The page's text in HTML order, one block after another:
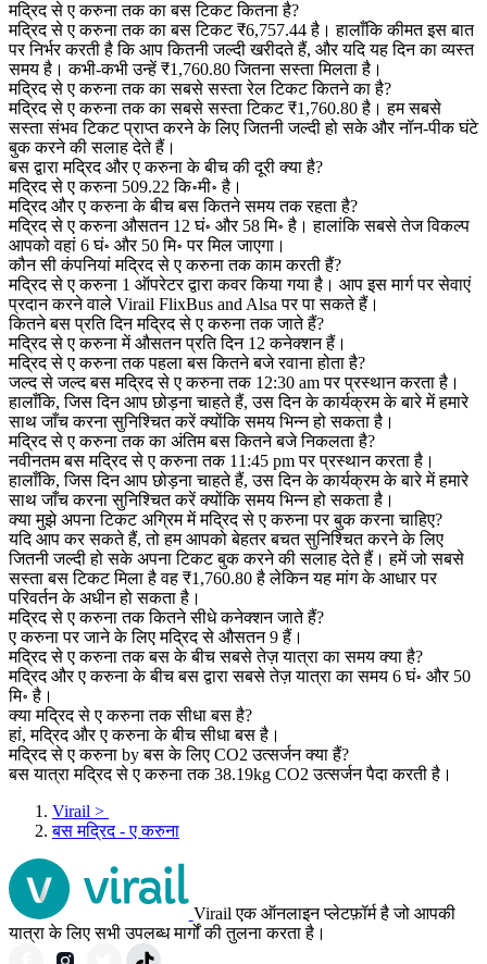
मद्रिद से ए करुना तक का बस टिकट कितना है?
मद्रिद से ए करुना तक का बस टिकट ₹6,757.44 है। हालाँकि कीमत इस बात
पर निर्भर करती है कि आप कितनी जल्दी खरीदते हैं, और यदि यह दिन का व्यस्त
समय है। कभी-कभी उन्हें ₹1,760.80 जितना सस्ता मिलता है।
मद्रिद से ए करुना तक का सबसे सस्ता रेल टिकट कितने का है?
मद्रिद से ए करुना तक का सबसे सस्ता टिकट ₹1,760.80 है। हम सबसे
सस्ता संभव टिकट प्राप्त करने के लिए जितनी जल्दी हो सके और नॉन-पीक घंटे
बुक करने की सलाह देते हैं।
बस द्वारा मद्रिद और ए करुना के बीच की दूरी क्या है?
मद्रिद से ए करुना 509.22 कि॰मी॰ है।
मद्रिद और ए करुना के बीच बस कितने समय तक रहता है?
मद्रिद से ए करुना औसतन 12 घं॰ और 58 मि॰ है। हालांकि सबसे तेज विकल्प
आपको वहां 6 घं॰ और 50 मि॰ पर मिल जाएगा।
कौन सी कंपनियां मद्रिद से ए करुना तक काम करती हैं?
मद्रिद से ए करुना 1 ऑपरेटर द्वारा कवर किया गया है। आप इस मार्ग पर सेवाएं
प्रदान करने वाले Virail FlixBus and Alsa पर पा सकते हैं।
कितने बस प्रति दिन मद्रिद से ए करुना तक जाते हैं?
मद्रिद से ए करुना में औसतन प्रति दिन 12 कनेक्शन हैं।
मद्रिद से ए करुना तक पहला बस कितने बजे रवाना होता है?
जल्द से जल्द बस मद्रिद से ए करुना तक 12:30 am पर प्रस्थान करता है।
हालाँकि, जिस दिन आप छोड़ना चाहते हैं, उस दिन के कार्यक्रम के बारे में हमारे
साथ जाँच करना सुनिश्चित करें क्योंकि समय भिन्न हो सकता है।
मद्रिद से ए करुना तक का अंतिम बस कितने बजे निकलता है?
नवीनतम बस मद्रिद से ए करुना तक 11:45 pm पर प्रस्थान करता है।
हालाँकि, जिस दिन आप छोड़ना चाहते हैं, उस दिन के कार्यक्रम के बारे में हमारे
साथ जाँच करना सुनिश्चित करें क्योंकि समय भिन्न हो सकता है।
क्या मुझे अपना टिकट अग्रिम में मद्रिद से ए करुना पर बुक करना चाहिए?
यदि आप कर सकते हैं, तो हम आपको बेहतर बचत सुनिश्चित करने के लिए
जितनी जल्दी हो सके अपना टिकट बुक करने की सलाह देते हैं। हमें जो सबसे
सस्ता बस टिकट मिला है वह ₹1,760.80 है लेकिन यह मांग के आधार पर
परिवर्तन के अधीन हो सकता है।
मद्रिद से ए करुना तक कितने सीधे कनेक्शन जाते हैं?
ए करुना पर जाने के लिए मद्रिद से औसतन 9 हैं।
मद्रिद से ए करुना तक बस के बीच सबसे तेज़ यात्रा का समय क्या है?
मद्रिद और ए करुना के बीच बस द्वारा सबसे तेज़ यात्रा का समय 6 घं॰ और 50
मि॰ है।
क्या मद्रिद से ए करुना तक सीधा बस है?
हां, मद्रिद और ए करुना के बीच सीधा बस है।
मद्रिद से ए करुना by बस के लिए CO2 उत्सर्जन क्या हैं?
बस यात्रा मद्रिद से ए करुना तक 38.19kg CO2 उत्सर्जन पैदा करती है।
Virail >
बस मद्रिद - ए करुना
Virail एक ऑनलाइन प्लेटफ़ॉर्म है जो आपकी
यात्रा के लिए सभी उपलब्ध मार्गों की तुलना करता है।